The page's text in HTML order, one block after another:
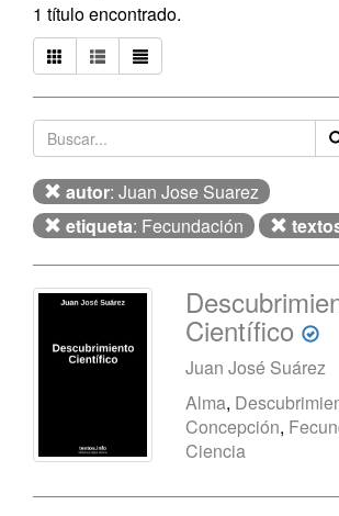
1 título encontrado.
autor: Juan Jose Suarez
etiqueta: Fecundación
Científico
Juan José Suárez
Alma,
Concepción,
Ciencia